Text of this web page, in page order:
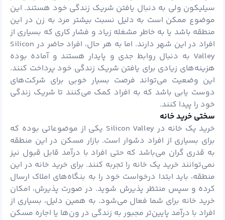
سیلیکون ولی به دنبال یافتن شریک زندگی خود هستند. این
موضوع ممکن است به دلیل نسبت بیشتر مرد به زن در این
منطقه باشد یا به خاطر مشغله زیاد و فشار کاری که بسیاری از
افراد در این شهر دارند. اما به هر حال، افراد حاضر در Silicon
Valley به دنبال روابط جدی و پایدار هستند و آماده بوده
هزینه‌های زیادی برای یافتن شریک زندگی خود پرداخت کنند.
این وضعیت می‌تواند فرصت بسیار خوبی برای شرکت‌های
دوست یابی باشد که به افراد کمک می‌کنند تا شریک زندگی
خود را پیدا کنند.
سختی خرید خانه
خرید یک خانه در Silicon Valley یکی از موضوعاتی بوده که
برای بسیاری از افراد دشوار است. بازار مسکن در این منطقه
به قدری گران می‌باشد که حتی افراد با درآمد قابل قبول نیز
نمی‌توانند خرید یک خانه را تجربه کنند. برای خرید خانه در این
منطقه، باید ابتدا درخواست خود را به بنگاه‌های املاک ارسال
کرده و سپس منتظر پذیرش شوید. در صورت پذیرش، امکان
خرید خانه برای شما فعال می‌شود. به همین دلیل، بسیاری از
افراد با درآمد پایین‌تر مجبور به زندگی در ون‌ها یا اجاره مسکن